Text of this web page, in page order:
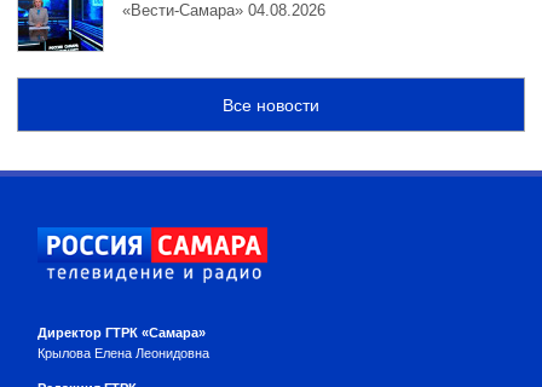
«Вести-Самара» 04.08.2026
Все новости
Директор ГТРК «Самара»
Крылова Елена Леонидовна